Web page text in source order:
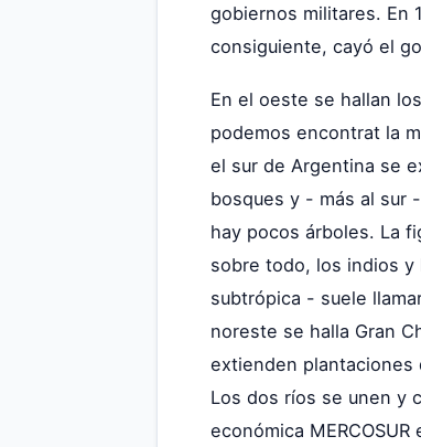
gobiernos militares. En
consiguiente, cayó el
En el oeste se hallan
podemos encontrat la
el sur de Argentina se
bosques y - más al sur
hay pocos árboles. La
sobre todo, los indios y
subtrópica - suele
noreste se halla Gran
extienden plantaciones
Los dos ríos se unen y
económica